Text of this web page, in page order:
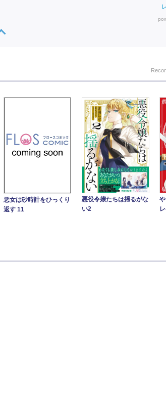
悪女は砂時計をひっくり
返す 11
悪役令嬢たちは揺るがな
い2